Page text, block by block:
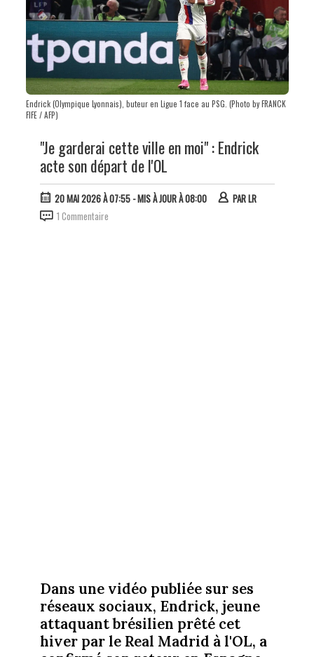
Endrick (Olympique Lyonnais), buteur en Ligue 1 face au PSG. (Photo by FRANCK
FIFE / AFP)
"Je garderai cette ville en moi" : Endrick
acte son départ de l'OL
20 MAI 2026 À 07:55- MIS À JOUR À 08:00 PARLR
1 Commentaire
Dans une vidéo publiée sur ses
réseaux sociaux, Endrick, jeune
attaquant brésilien prêté cet
hiver par le Real Madrid à l'OL, a